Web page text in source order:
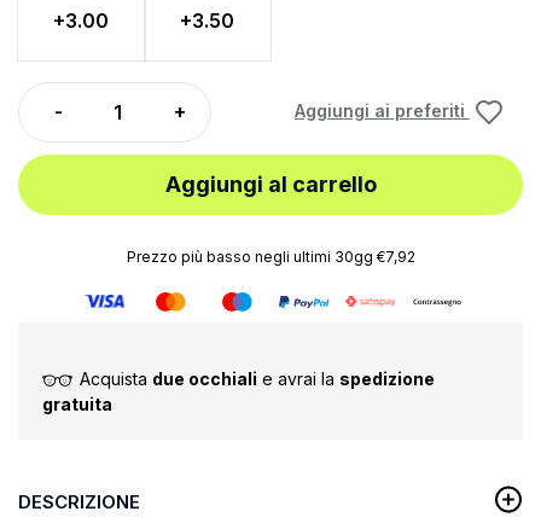
+3.00 +3.50
Aggiungi ai preferiti
Aggiungi al carrello
Prezzo più basso negli ultimi 30gg €7,92
Acquista due occhiali e avrai la spedizione
gratuita
DESCRIZIONE